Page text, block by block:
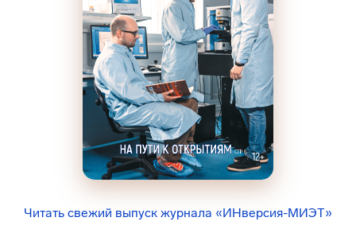
Читать свежий выпуск журнала «ИНверсия-МИЭТ»